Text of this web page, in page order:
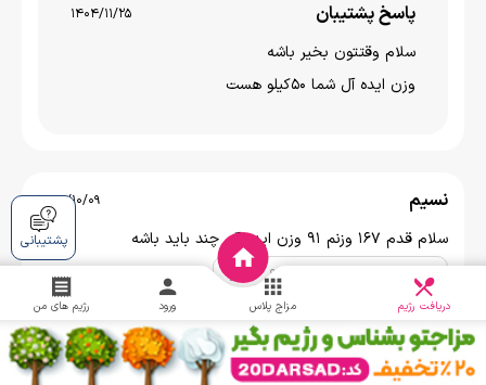
پاسخ پشتیبان 1404/11/25
سلام وقتتون بخير باشه
وزن ایده آل شما 50کیلو هست
نسیم 1404/10/09
سلام قدم ۱۶۷ وزنم ۹۱ وزن ایده آلم چند باید باشه
آیا این نظر برای شما مفید بود؟ 0
پاسخ پشتیبان 1404/10/14
پشتیبانی
دریافت رژیم مزاج پلاس ورود رژیم های من